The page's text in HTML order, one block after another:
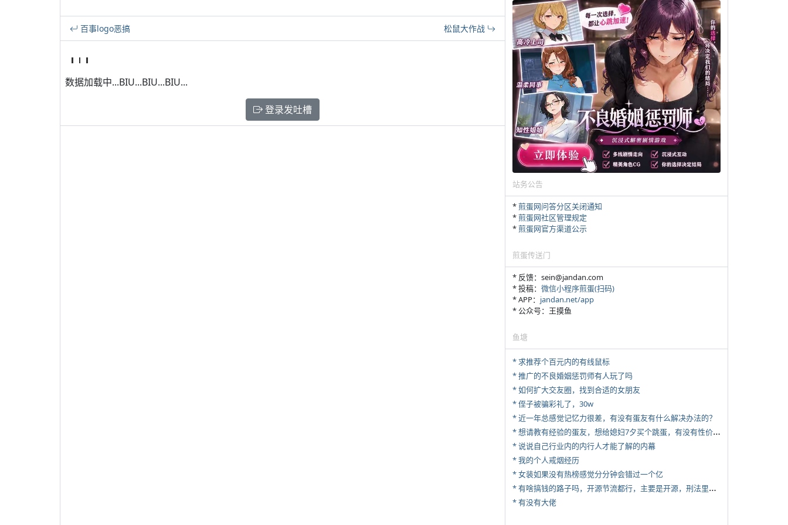
百事logo恶搞 松鼠大作战
数据加载中...BIU...BIU...BIU...
登录发吐槽
站务公告
*煎蛋网问答分区关闭通知
*煎蛋网社区管理规定
*煎蛋网官方渠道公示
煎蛋传送门
* 反馈：sein@jandan.com
* 投稿： 微信小程序煎蛋(扫码)
* APP： jandan.net/app
* 公众号：王摸鱼
鱼塘
* 求推荐个百元内的有线鼠标
* 推广的不良婚姻惩罚师有人玩了吗
* 如何扩大交友圈，找到合适的女朋友
* 侄子被骗彩礼了，30w
* 近一年总感觉记忆力很差，有没有蛋友有什么解决办法的？
*
想请教有经验的蛋友，想给媳妇7夕买个跳蛋，有没有性价比高的推荐
* 说说自己行业内的内行人才能了解的内幕
* 我的个人戒烟经历
* 女装如果没有热榜感觉分分钟会错过一个亿
*
有啥搞钱的路子吗，开源节流都行，主要是开源，刑法里的咱不做
* 有没有大佬